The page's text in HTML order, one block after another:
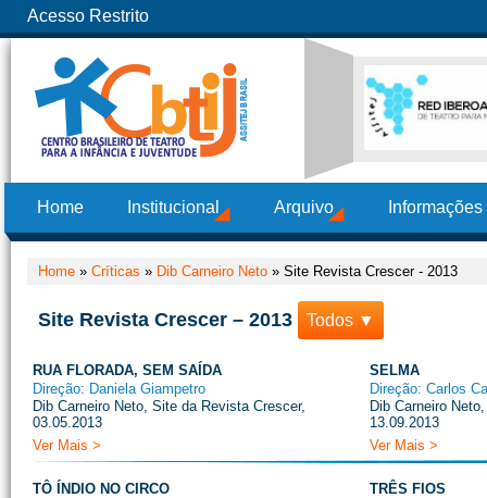
Acesso Restrito
Home Institucional Arquivo
Home » Críticas » Dib Carneiro Neto » Site Revista Crescer - 2013
Site Revista Crescer – 2013 Todos ▼
RUA FLORADA, SEM SAÍDA
Direção: Daniela Giampetro
Dib Carneiro Neto, Site da Revista Crescer,
03.05.2013
Ver Mais >
SELMA
Direção: Carlos
Dib Carneiro
13.09.2013
Ver Mais >
TÔ ÍNDIO NO CIRCO
TRÊS FIOS